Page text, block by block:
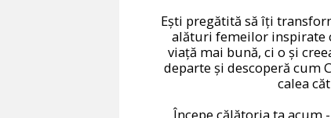
Ești pregătită să îți
alături femeilor inspirate
viață mai bună, ci o și
departe și descoperă cum
calea